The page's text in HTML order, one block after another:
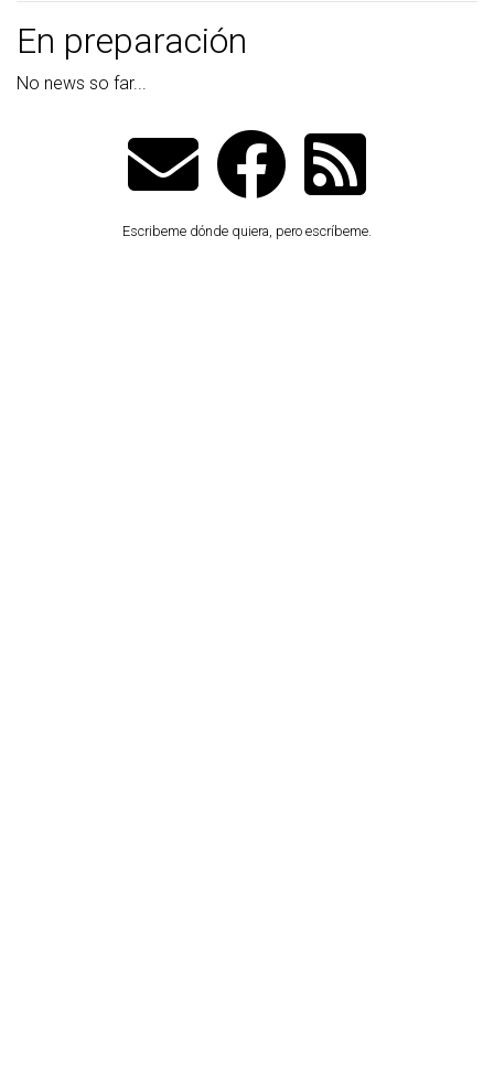
En preparación
No news so far...
Escribeme dónde quiera, pero escríbeme.